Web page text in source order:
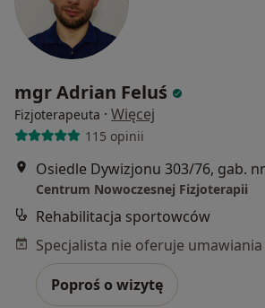
mgr Adrian Feluś
Fizjoterapeuta · Więcej
115 opinii
Centrum Nowoczesnej Fizjoterapii
Rehabilitacja sportowców
Poproś o wizytę